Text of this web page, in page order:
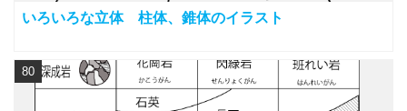
いろいろな立体 柱体、錐体のイラスト
80